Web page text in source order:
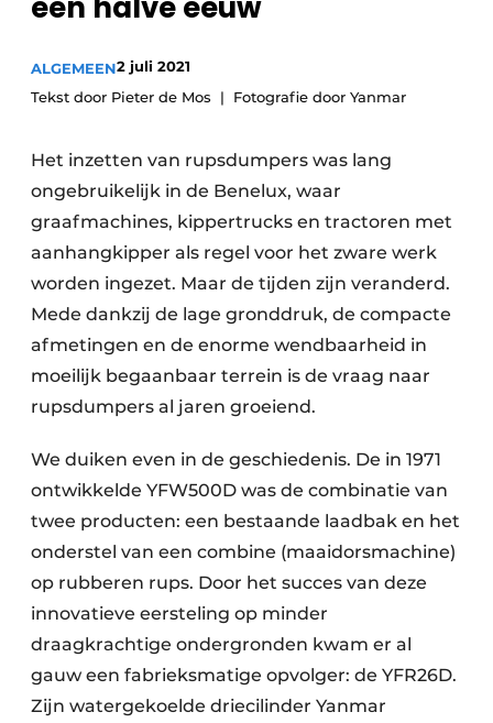
Privacy / Cookie statement
ALGEMEEN2 juli 2021
Tekst door Pieter de Mos
Fotografie door Yanmar
​Het inzetten van rupsdumpers was lang
ongebruikelijk in de Benelux, waar
graafmachines, kippertrucks en tractoren met
aanhangkipper als regel voor het zware werk
worden ingezet. Maar de tijden zijn veranderd.
Mede dankzij de lage gronddruk, de compacte
afmetingen en de enorme wendbaarheid in
moeilijk begaanbaar terrein is de vraag naar
rupsdumpers al jaren groeiend.
We duiken even in de geschiedenis. De in 1971
ontwikkelde YFW500D was de combinatie van
twee producten: een bestaande laadbak en het
onderstel van een combine (maaidorsmachine)
op rubberen rups. Door het succes van deze
innovatieve eersteling op minder
draagkrachtige ondergronden kwam er al
gauw een fabrieksmatige opvolger: de YFR26D.
Zijn watergekoelde driecilinder Yanmar